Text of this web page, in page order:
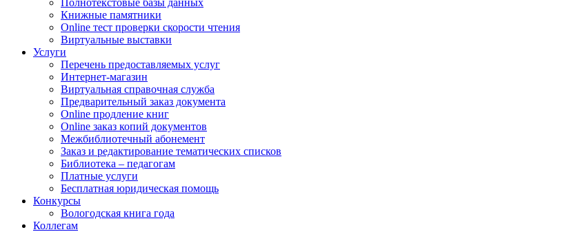
Полнотекстовые базы данных
Книжные памятники
Online тест проверки скорости чтения
Виртуальные выставки
Услуги
Перечень предоставляемых услуг
Интернет-магазин
Виртуальная справочная служба
Предварительный заказ документа
Online продление книг
Online заказ копий документов
Межбиблиотечный абонемент
Заказ и редактирование тематических списков
Библиотека – педагогам
Платные услуги
Бесплатная юридическая помощь
Конкурсы
Вологодская книга года
Коллегам